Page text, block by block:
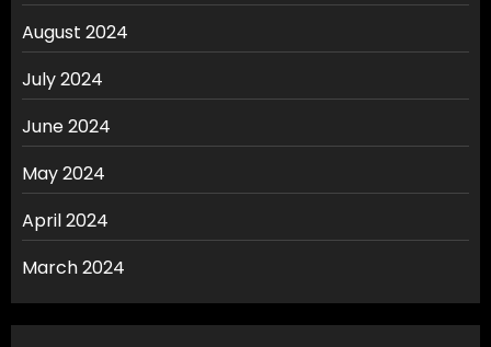
August 2024
July 2024
June 2024
May 2024
April 2024
March 2024